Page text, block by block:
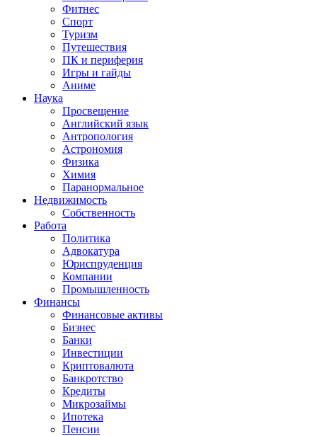
Фитнес
Спорт
Туризм
Путешествия
ПК и периферия
Игры и гайды
Аниме
Наука
Просвещение
Английский язык
Антропология
Астрономия
Физика
Химия
Паранормальное
Недвижимость
Собственность
Работа
Политика
Адвокатура
Юриспруденция
Компании
Промышленность
Финансы
Финансовые активы
Бизнес
Банки
Инвестиции
Криптовалюта
Банкротство
Кредиты
Микрозаймы
Ипотека
Пенсии